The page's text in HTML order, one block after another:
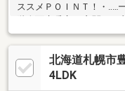
ススメＰＯＩＮＴ！
子供のやけどの心配もな
ットウォークや、予定共
納力： 各室WIC、シュー
を広く保持○安心の教育環
北海道札幌市
4LDK